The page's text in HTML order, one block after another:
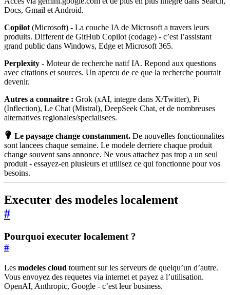
Docs, Gmail et Android.
Copilot (Microsoft) - La couche IA de Microsoft a travers leurs
produits. Different de GitHub Copilot (codage) - c’est l’assistant
grand public dans Windows, Edge et Microsoft 365.
Perplexity - Moteur de recherche natif IA. Repond aux questions
avec citations et sources. Un apercu de ce que la recherche pourrait
devenir.
Autres a connaitre : Grok (xAI, integre dans X/Twitter), Pi
(Inflection), Le Chat (Mistral), DeepSeek Chat, et de nombreuses
alternatives regionales/specialisees.
Le paysage change constamment. De nouvelles fonctionnalites
sont lancees chaque semaine. Le modele derriere chaque produit
change souvent sans annonce. Ne vous attachez pas trop a un seul
produit - essayez-en plusieurs et utilisez ce qui fonctionne pour vos
besoins.
Executer des modeles localement
#
Pourquoi executer localement ?
#
Les modeles cloud tournent sur les serveurs de quelqu’un d’autre.
Vous envoyez des requetes via internet et payez a l’utilisation.
OpenAI, Anthropic, Google - c’est leur business.